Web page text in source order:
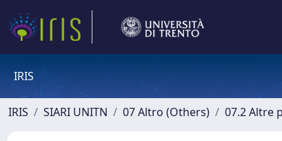
IRIS
IRIS SIARI UNITN 07 Altro (Others) 07.2 Altre